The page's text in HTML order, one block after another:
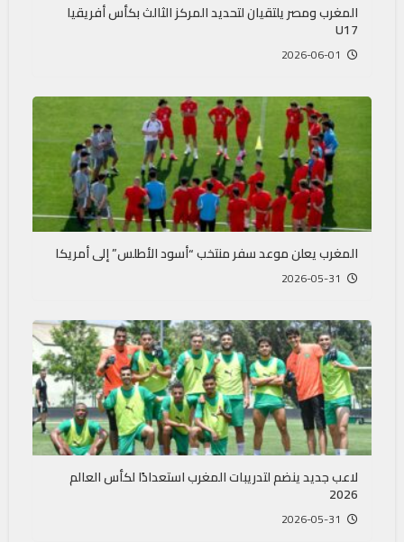
المغرب ومصر يلتقيان لتحديد المركز الثالث بكأس أفريقيا
U17
المغرب يعلن موعد سفر منتخب “أسود الأطلس” إلى أمريكا
لاعب جديد ينضم لتدريبات المغرب استعدادًا لكأس العالم
2026